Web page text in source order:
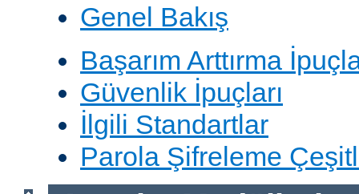
Genel Bakış
Başarım Arttırma
Güvenlik İpuçları
İlgili Standartlar
Parola Şifreleme